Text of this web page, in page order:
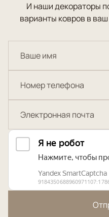
И наши декораторы
варианты ковров в